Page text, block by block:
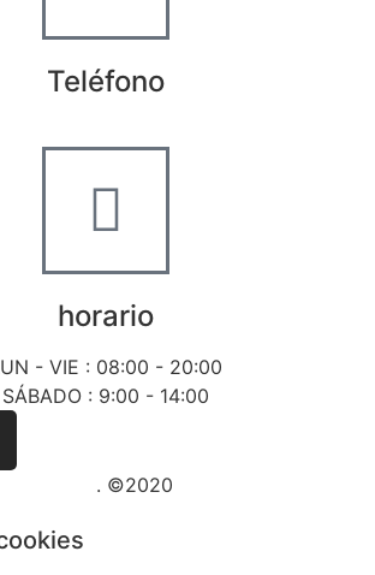
Teléfono
horario
- VIE : 08:00 - 20:00
SÁBADO : 9:00 - 14:00
. ©2020